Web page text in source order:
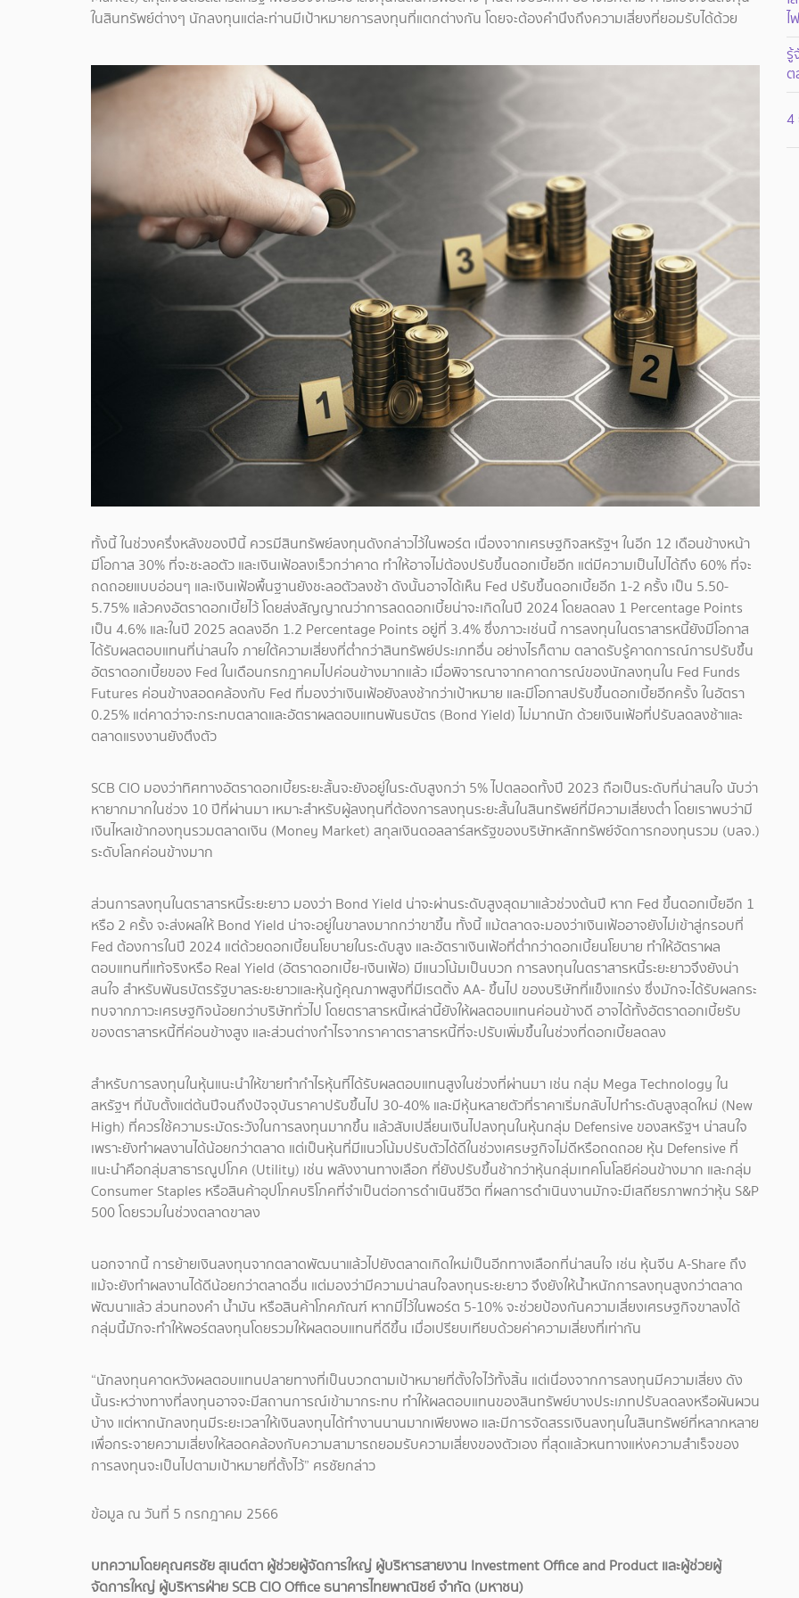
ในสินทรัพย์ต่างๆ นักลงทุนแต่ละท่านมีเป้าหมายการลงทุนที่แตกต่างกัน โดยจะต้องคำนึงถึงความเสี่ยงที่ยอมรับได้ด้วย
ทั้งนี้ ในช่วงครึ่งหลังของปีนี้ ควรมีสินทรัพย์ลงทุนดังกล่าวไว้ในพอร์ต เนื่องจากเศรษฐกิจสหรัฐฯ ในอีก 12 เดือนข้างหน้า
มีโอกาส 30% ที่จะชะลอตัว และเงินเฟ้อลงเร็วกว่าคาด ทำให้อาจไม่ต้องปรับขึ้นดอกเบี้ยอีก แต่มีความเป็นไปได้ถึง 60% ที่จะ
ถดถอยแบบอ่อนๆ และเงินเฟ้อพื้นฐานยังชะลอตัวลงช้า ดังนั้นอาจได้เห็น Fed ปรับขึ้นดอกเบี้ยอีก 1-2 ครั้ง เป็น 5.50-
5.75% แล้วคงอัตราดอกเบี้ยไว้ โดยส่งสัญญาณว่าการลดดอกเบี้ยน่าจะเกิดในปี 2024 โดยลดลง 1 Percentage Points
เป็น 4.6% และในปี 2025 ลดลงอีก 1.2 Percentage Points อยู่ที่ 3.4% ซึ่งภาวะเช่นนี้ การลงทุนในตราสารหนี้ยังมีโอกาส
ได้รับผลตอบแทนที่น่าสนใจ ภายใต้ความเสี่ยงที่ต่ำกว่าสินทรัพย์ประเภทอื่น อย่างไรก็ตาม ตลาดรับรู้คาดการณ์การปรับขึ้น
อัตราดอกเบี้ยของ Fed ในเดือนกรกฎาคมไปค่อนข้างมากแล้ว เมื่อพิจารณาจากคาดการณ์ของนักลงทุนใน Fed Funds
Futures ค่อนข้างสอดคล้องกับ Fed ที่มองว่าเงินเฟ้อยังลงช้ากว่าเป้าหมาย และมีโอกาสปรับขึ้นดอกเบี้ยอีกครั้ง ในอัตรา
0.25% แต่คาดว่าจะกระทบตลาดและอัตราผลตอบแทนพันธบัตร (Bond Yield) ไม่มากนัก ด้วยเงินเฟ้อที่ปรับลดลงช้าและ
ตลาดแรงงานยังตึงตัว
SCB CIO มองว่าทิศทางอัตราดอกเบี้ยระยะสั้นจะยังอยู่ในระดับสูงกว่า 5% ไปตลอดทั้งปี 2023 ถือเป็นระดับที่น่าสนใจ นับว่า
หายากมากในช่วง 10 ปีที่ผ่านมา เหมาะสำหรับผู้ลงทุนที่ต้องการลงทุนระยะสั้นในสินทรัพย์ที่มีความเสี่ยงต่ำ โดยเราพบว่ามี
เงินไหลเข้ากองทุนรวมตลาดเงิน (Money Market) สกุลเงินดอลลาร์สหรัฐของบริษัทหลักทรัพย์จัดการกองทุนรวม (บลจ.)
ระดับโลกค่อนข้างมาก
ส่วนการลงทุนในตราสารหนี้ระยะยาว มองว่า Bond Yield น่าจะผ่านระดับสูงสุดมาแล้วช่วงต้นปี หาก Fed ขึ้นดอกเบี้ยอีก 1
หรือ 2 ครั้ง จะส่งผลให้ Bond Yield น่าจะอยู่ในขาลงมากกว่าขาขึ้น ทั้งนี้ แม้ตลาดจะมองว่าเงินเฟ้ออาจยังไม่เข้าสู่กรอบที่
Fed ต้องการในปี 2024 แต่ด้วยดอกเบี้ยนโยบายในระดับสูง และอัตราเงินเฟ้อที่ต่ำกว่าดอกเบี้ยนโยบาย ทำให้อัตราผล
ตอบแทนที่แท้จริงหรือ Real Yield (อัตราดอกเบี้ย-เงินเฟ้อ) มีแนวโน้มเป็นบวก การลงทุนในตราสารหนี้ระยะยาวจึงยังน่า
สนใจ สำหรับพันธบัตรรัฐบาลระยะยาวและหุ้นกู้คุณภาพสูงที่มีเรตติ้ง AA- ขึ้นไป ของบริษัทที่แข็งแกร่ง ซึ่งมักจะได้รับผลกระ
ทบจากภาวะเศรษฐกิจน้อยกว่าบริษัททั่วไป โดยตราสารหนี้เหล่านี้ยังให้ผลตอบแทนค่อนข้างดี อาจได้ทั้งอัตราดอกเบี้ยรับ
ของตราสารหนี้ที่ค่อนข้างสูง และส่วนต่างกำไรจากราคาตราสารหนี้ที่จะปรับเพิ่มขึ้นในช่วงที่ดอกเบี้ยลดลง
สำหรับการลงทุนในหุ้นแนะนำให้ขายทำกำไรหุ้นที่ได้รับผลตอบแทนสูงในช่วงที่ผ่านมา เช่น กลุ่ม Mega Technology ใน
สหรัฐฯ ที่นับตั้งแต่ต้นปีจนถึงปัจจุบันราคาปรับขึ้นไป 30-40% และมีหุ้นหลายตัวที่ราคาเริ่มกลับไปทำระดับสูงสุดใหม่ (New
High) ที่ควรใช้ความระมัดระวังในการลงทุนมากขึ้น แล้วสับเปลี่ยนเงินไปลงทุนในหุ้นกลุ่ม Defensive ของสหรัฐฯ น่าสนใจ
เพราะยังทำผลงานได้น้อยกว่าตลาด แต่เป็นหุ้นที่มีแนวโน้มปรับตัวได้ดีในช่วงเศรษฐกิจไม่ดีหรือถดถอย หุ้น Defensive ที่
แนะนำคือกลุ่มสาธารณูปโภค (Utility) เช่น พลังงานทางเลือก ที่ยังปรับขึ้นช้ากว่าหุ้นกลุ่มเทคโนโลยีค่อนข้างมาก และกลุ่ม
Consumer Staples หรือสินค้าอุปโภคบริโภคที่จำเป็นต่อการดำเนินชีวิต ที่ผลการดำเนินงานมักจะมีเสถียรภาพกว่าหุ้น S&P
500 โดยรวมในช่วงตลาดขาลง
นอกจากนี้ การย้ายเงินลงทุนจากตลาดพัฒนาแล้วไปยังตลาดเกิดใหม่เป็นอีกทางเลือกที่น่าสนใจ เช่น หุ้นจีน A-Share ถึง
แม้จะยังทำผลงานได้ดีน้อยกว่าตลาดอื่น แต่มองว่ามีความน่าสนใจลงทุนระยะยาว จึงยังให้น้ำหนักการลงทุนสูงกว่าตลาด
พัฒนาแล้ว ส่วนทองคำ น้ำมัน หรือสินค้าโภคภัณฑ์ หากมีไว้ในพอร์ต 5-10% จะช่วยป้องกันความเสี่ยงเศรษฐกิจขาลงได้
กลุ่มนี้มักจะทำให้พอร์ตลงทุนโดยรวมให้ผลตอบแทนที่ดีขึ้น เมื่อเปรียบเทียบด้วยค่าความเสี่ยงที่เท่ากัน
“นักลงทุนคาดหวังผลตอบแทนปลายทางที่เป็นบวกตามเป้าหมายที่ตั้งใจไว้ทั้งสิ้น แต่เนื่องจากการลงทุนมีความเสี่ยง ดัง
นั้นระหว่างทางที่ลงทุนอาจจะมีสถานการณ์เข้ามากระทบ ทำให้ผลตอบแทนของสินทรัพย์บางประเภทปรับลดลงหรือผันผวน
บ้าง แต่หากนักลงทุนมีระยะเวลาให้เงินลงทุนได้ทำงานนานมากเพียงพอ และมีการจัดสรรเงินลงทุนในสินทรัพย์ที่หลากหลาย
เพื่อกระจายความเสี่ยงให้สอดคล้องกับความสามารถยอมรับความเสี่ยงของตัวเอง ที่สุดแล้วหนทางแห่งความสำเร็จของ
การลงทุนจะเป็นไปตามเป้าหมายที่ตั้งไว้” ศรชัยกล่าว
ข้อมูล ณ วันที่ 5 กรกฎาคม 2566
บทความโดยคุณศรชัย สุเนต์ตา ผู้ช่วยผู้จัดการใหญ่ ผู้บริหารสายงาน Investment Office and Product และผู้ช่วยผู้
จัดการใหญ่ ผู้บริหารฝ่าย SCB CIO Office ธนาคารไทยพาณิชย์ จำกัด (มหาชน)
ไ
รู้
ต
4